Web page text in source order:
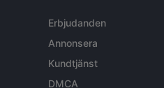
Erbjudanden
Annonsera
Kundtjänst
DMCA